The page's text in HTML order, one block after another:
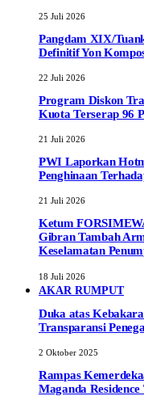
25 Juli 2026
Pangdam XIX/
Definitif Yon
22 Juli 2026
Program Diskon
Kuota Terserap 96
21 Juli 2026
PWI Laporkan
Penghinaan
21 Juli 2026
Ketum
Gibran Tambah
Keselamatan
18 Juli 2026
AKAR RUMPUT
Duka atas
Transparansi
2 Oktober 2025
Rampas
Maganda